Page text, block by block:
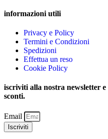
informazioni utili
Privacy e Policy
Termini e Condizioni
Spedizioni
Effettua un reso
Cookie Policy
iscriviti alla nostra newsletter
sconti.
Email
Iscriviti